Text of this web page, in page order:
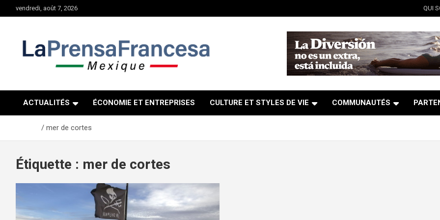
au
vendredi, août 7, 2026 QUI
ACTUALITÉS ÉCONOMIE ET ENTREPRISES CULTURE ET STYLES DE VIE COMMUNAUTÉS
mer de cortes
Étiquette : mer de cortes